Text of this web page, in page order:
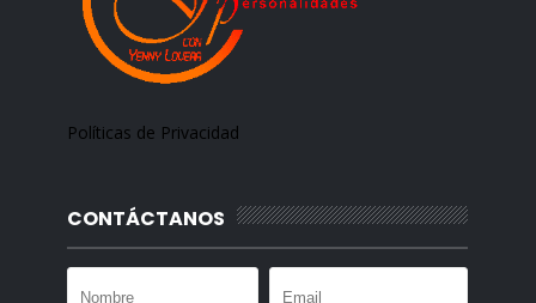
Políticas de Privacidad
CONTÁCTANOS